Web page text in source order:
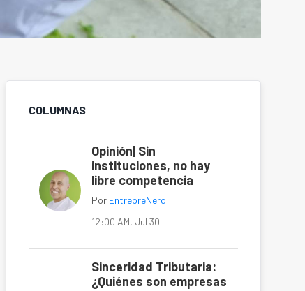
COLUMNAS
Opinión| Sin
instituciones, no hay
libre competencia
Por EntrepreNerd
12:00 AM, Jul 30
Sinceridad Tributaria:
¿Quiénes son empresas